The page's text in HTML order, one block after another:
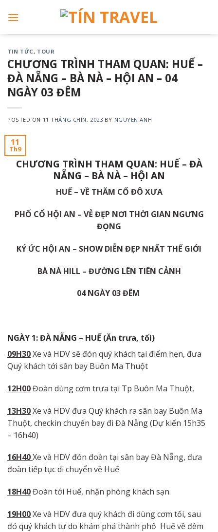
TIN TỨC, TOUR
CHƯƠNG TRÌNH THAM QUAN: HUẾ –
ĐÀ NẴNG – BÀ NÀ – HỘI AN – 04
NGÀY 03 ĐÊM
POSTED ON 11 THÁNG CHÍN, 2023 BY NGUYEN ANH
11
Th9
CHƯƠNG TRÌNH THAM QUAN: HUẾ – ĐÀ
NẴNG – BÀ NÀ – HỘI AN
HUẾ – VỀ THĂM CỐ ĐÔ XƯA
PHỐ CỔ HỘI AN – VẺ ĐẸP NƠI THỜI GIAN NGƯNG
ĐỌNG
KÝ ỨC HỘI AN – SHOW DIỄN ĐẸP NHẤT THẾ GIỚI
BÀ NÀHILL – ĐƯỜNG LÊN TIÊN CẢNH
04 NGÀY 03 ĐÊM
NGÀY 1: ĐÀ NẴNG – HUẾ (Ăn trưa, tối)
09H30Xe và HDV sẽ đón quý khách tại điểm hẹn, đưa
Quý khách tới sân bay Buôn Ma Thuột
12H00Đoàn dùng cơm trưa tại Tp Buôn Ma Thuột,
13H30Xe và HDV đưa Quý khách ra sân bay Buôn Ma
Thuột, checkin chuyến bay đi Đà Nẵng (Dự kiến 15h35
– 16h40)
16H40Xe và HDV đón đoàn tại sân bay Đà Nẵng, đưa
đoàn tiếp tục di chuyển về Huế
18H40Đoàn tới Huế, nhận phòng khách sạn.
19H00Xe và HDV đưa quý khách đi dùng cơm tối, sau
đó quý khách tự do khám phá thành phố Huế về đêm